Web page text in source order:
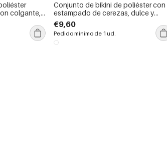
colgante,
Conjunto de bikini de poliéster con
estampado de cerezas, dulce y
encantador.
€9,60
Pedido mínimo de 1 ud.